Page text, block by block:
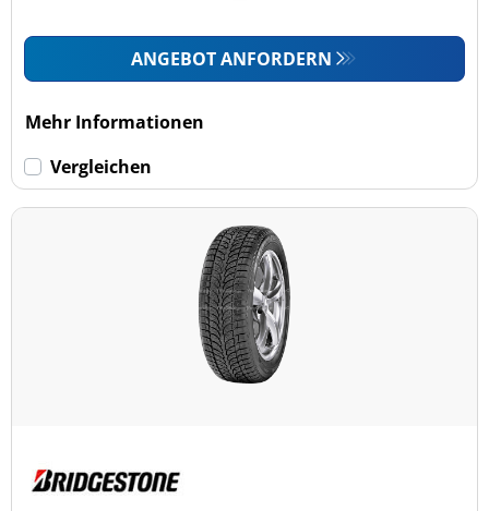
Keine Run-flat (54)
ANGEBOT ANFORDERN
Mehr Informationen
Vergleichen